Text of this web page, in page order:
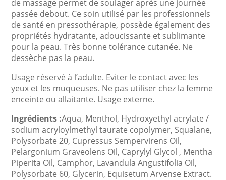
de massage permet de soulager après une journée
passée debout. Ce soin utilisé par les professionnels
de santé en pressothérapie, possède également des
propriétés hydratante, adoucissante et sublimante
pour la peau. Très bonne tolérance cutanée. Ne
dessèche pas la peau.
Usage réservé à l’adulte. Eviter le contact avec les
yeux et les muqueuses. Ne pas utiliser chez la femme
enceinte ou allaitante. Usage externe.
Ingrédients :Aqua, Menthol, Hydroxyethyl acrylate /
sodium acryloylmethyl taurate copolymer, Squalane,
Polysorbate 20, Cupressus Sempervirens Oil,
Pelargonium Graveolens Oil, Caprylyl Glycol , Mentha
Piperita Oil, Camphor, Lavandula Angustifolia Oil,
Polysorbate 60, Glycerin, Equisetum Arvense Extract.